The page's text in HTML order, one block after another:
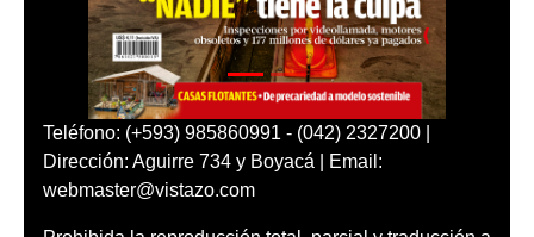
Teléfono: (+593) 985860991 - (042) 2327200 |
Dirección: Aguirre 734 y Boyacá | Email:
webmaster@vistazo.com